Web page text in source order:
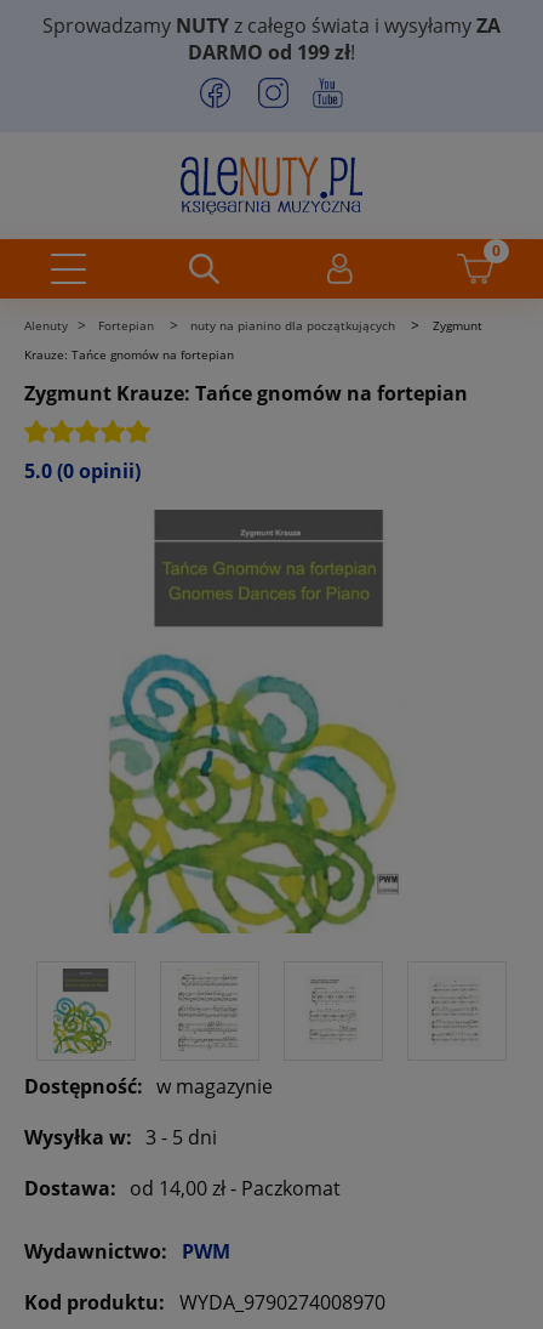
Sprowadzamy NUTYz całego świata i wysyłamyZA
DARMO od 199 zł!
Alenuty > Fortepian > nuty na pianino dla początkujących >
Zygmunt
Krauze: Tańce gnomów na fortepian
Zygmunt Krauze: Tańce gnomów na fortepian
5.0(0 opinii)
Dostępność: w magazynie
Wysyłka w: 3 - 5 dni
Dostawa: od 14,00 zł- Paczkomat
Wydawnictwo:
PWM
Kod produktu: WYDA_9790274008970